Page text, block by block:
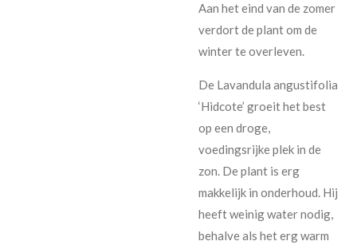
Aan het eind van de zomer
verdort de plant om de
winter te overleven.
De Lavandula angustifolia
‘Hidcote’ groeit het best
op een droge,
voedingsrijke plek in de
zon. De plant is erg
makkelijk in onderhoud. Hij
heeft weinig water nodig,
behalve als het erg warm